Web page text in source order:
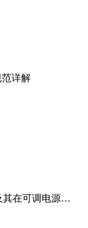
详解
其在可调电源设